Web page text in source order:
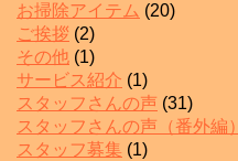
お掃除アイテム (20)
ご挨拶 (2)
その他 (1)
サービス紹介 (1)
スタッフさんの声 (31)
スタッフさんの声（番外編）
スタッフ募集 (1)